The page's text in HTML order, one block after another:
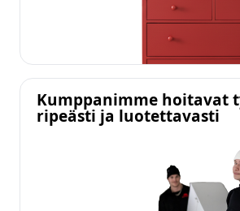
Kumppanimme hoitavat
ripeästi ja luotettavasti